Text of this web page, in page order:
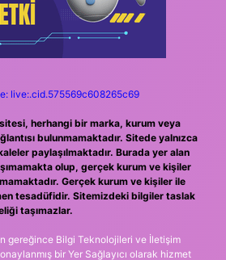
live:.cid.575569c608265c69
herhangi bir marka, kurum veya
bulunmamaktadır. Sitede yalnızca
paylaşılmaktadır. Burada yer alan
olup, gerçek kurum ve kişiler
Gerçek kurum ve kişiler ile
tesadüfidir. Sitemizdeki bilgiler taslak
taşımazlar.
gereğince Bilgi Teknolojileri ve İletişim
bir Yer Sağlayıcı olarak hizmet